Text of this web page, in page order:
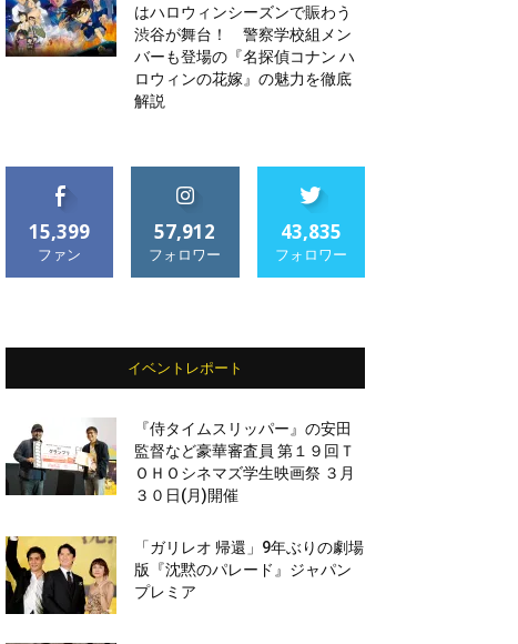
はハロウィンシーズンで賑わう
渋谷が舞台！ 警察学校組メン
バーも登場の『名探偵コナン ハ
ロウィンの花嫁』の魅力を徹底
解説
15,399
ファン
57,912
フォロワー
43,835
フォロワー
イベントレポート
『侍タイムスリッパー』の安田
監督など豪華審査員 第１９回Ｔ
ＯＨＯシネマズ学生映画祭 ３月
３０日(月)開催
「ガリレオ 帰還」9年ぶりの劇場
版『沈黙のパレード』ジャパン
プレミア